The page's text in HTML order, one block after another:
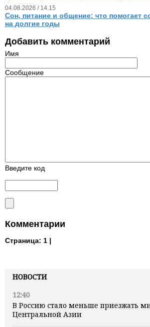
НОВОСТИ
12:40
В Россию стало меньше приезжать
Центральной Азии
04.08.2026 / 14.15
Сон, питание и общение: что помогает
на долгие годы
Добавить комментарий
Имя
Сообщение
Введите код
Комментарии
Страница: 1 |